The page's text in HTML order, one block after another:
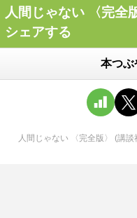
人間じゃない 〈完全
シェアする
本つぶ
人間じゃない 〈完全版〉 (講